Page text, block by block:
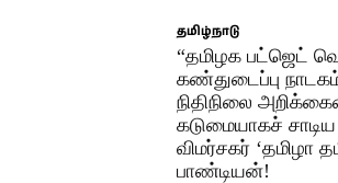
தமிழ்நாடு
“தமிழக பட்ஜெட்
கண்துடைப்பு
நிதிநிலை
கடுமையாகச்
விமர்சகர் ‘தமிழா
பாண்டியன்!